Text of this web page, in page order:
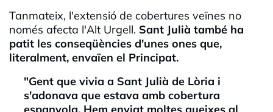
Tanmateix, l'extensió de cobertures veïnes no
només afecta l'Alt Urgell. Sant Julià també ha
patit les conseqüències d'unes ones que,
literalment, envaïen el Principat.
"Gent que vivia a Sant Julià de Lòria i
s'adonava que estava amb cobertura